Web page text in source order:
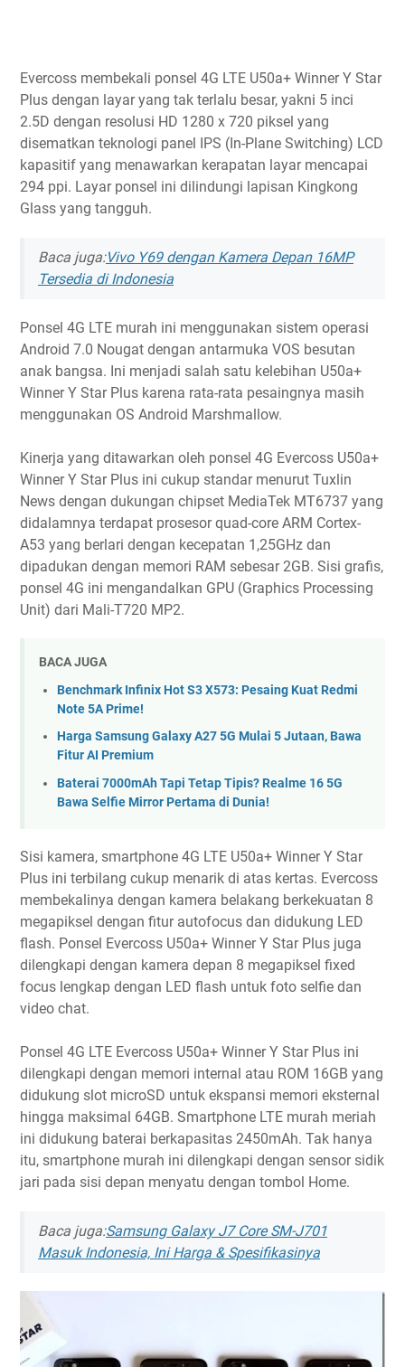
Evercoss membekali ponsel 4G LTE U50a+ Winner Y Star
Plus dengan layar yang tak terlalu besar, yakni 5 inci
2.5D dengan resolusi HD 1280 x 720 piksel yang
disematkan teknologi panel IPS (In-Plane Switching) LCD
kapasitif yang menawarkan kerapatan layar mencapai
294 ppi. Layar ponsel ini dilindungi lapisan Kingkong
Glass yang tangguh.
Baca juga:Vivo Y69 dengan Kamera Depan 16MP
Tersedia di Indonesia
Ponsel 4G LTE murah ini menggunakan sistem operasi
Android 7.0 Nougat dengan antarmuka VOS besutan
anak bangsa. Ini menjadi salah satu kelebihan U50a+
Winner Y Star Plus karena rata-rata pesaingnya masih
menggunakan OS Android Marshmallow.
Kinerja yang ditawarkan oleh ponsel 4G Evercoss U50a+
Winner Y Star Plus ini cukup standar menurut Tuxlin
News dengan dukungan chipset MediaTek MT6737 yang
didalamnya terdapat prosesor quad-core ARM Cortex-
A53 yang berlari dengan kecepatan 1,25GHz dan
dipadukan dengan memori RAM sebesar 2GB. Sisi grafis,
ponsel 4G ini mengandalkan GPU (Graphics Processing
Unit) dari Mali-T720 MP2.
BACA JUGA
Benchmark Infinix Hot S3 X573: Pesaing Kuat Redmi
Note 5A Prime!
Harga Samsung Galaxy A27 5G Mulai 5 Jutaan, Bawa
Fitur AI Premium
Baterai 7000mAh Tapi Tetap Tipis? Realme 16 5G
Bawa Selfie Mirror Pertama di Dunia!
Sisi kamera, smartphone 4G LTE U50a+ Winner Y Star
Plus ini terbilang cukup menarik di atas kertas. Evercoss
membekalinya dengan kamera belakang berkekuatan 8
megapiksel dengan fitur autofocus dan didukung LED
flash. Ponsel Evercoss U50a+ Winner Y Star Plus juga
dilengkapi dengan kamera depan 8 megapiksel fixed
focus lengkap dengan LED flash untuk foto selfie dan
video chat.
Ponsel 4G LTE Evercoss U50a+ Winner Y Star Plus ini
dilengkapi dengan memori internal atau ROM 16GB yang
didukung slot microSD untuk ekspansi memori eksternal
hingga maksimal 64GB. Smartphone LTE murah meriah
ini didukung baterai berkapasitas 2450mAh. Tak hanya
itu, smartphone murah ini dilengkapi dengan sensor sidik
jari pada sisi depan menyatu dengan tombol Home.
Baca juga:Samsung Galaxy J7 Core SM-J701
Masuk Indonesia, Ini Harga & Spesifikasinya